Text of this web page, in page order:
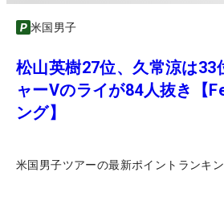
米国男子
松山英樹27位、久常涼は
ャーVのライが84人抜き【
ング】
米国男子ツアーの最新ポイントランキン